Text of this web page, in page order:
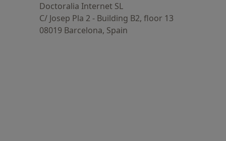
Doctoralia Internet SL
C/ Josep Pla 2 - Building B2, floor 13
08019 Barcelona, Spain